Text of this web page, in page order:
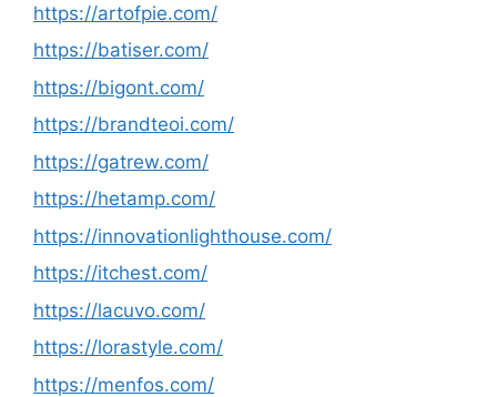
https://artofpie.com/
https://batiser.com/
https://bigont.com/
https://brandteoi.com/
https://gatrew.com/
https://hetamp.com/
https://innovationlighthouse.com/
https://itchest.com/
https://lacuvo.com/
https://lorastyle.com/
https://menfos.com/